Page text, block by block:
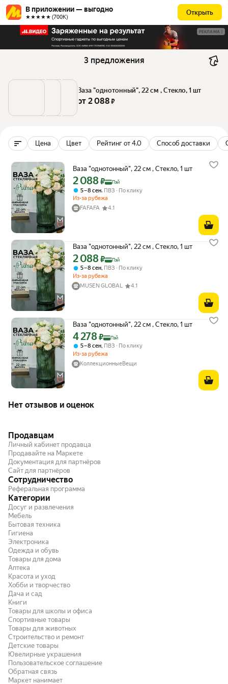
В приложении — выгодно
★★★★★ (700К)
Открыть
РЕКЛАМА
3 предложения
Ваза "однотонный", 22 см , Стекло, 1 шт
от 2 088 ₽
Цена Цвет Рейтинг от 4.0 Способ доставки
Ваза "однотонный", 22 см , Стекло, 1 шт
Цена с картой Яндекс Пэй 2088 ₽ вместо
2 088₽ Пэй
5 – 8 сен, ПВЗ
По клику
Из-за рубежа
FAFAFA
4.1
Ваза "однотонный", 22 см , Стекло, 1 шт
Цена с картой Яндекс Пэй 2088 ₽ вместо
2 088₽ Пэй
5 – 8 сен, ПВЗ
По клику
Из-за рубежа
MUSEN GLOBAL
4.1
Ваза "однотонный", 22 см , Стекло, 1 шт
Цена с картой Яндекс Пэй 4278 ₽ вместо
4 278₽ Пэй
5 – 8 сен ПВЗ
По клику
Из-за рубежа
КоллекционныеВещи
Нет отзывов и оценок
Продавцам
Личный кабинет продавца
Продавайте на Маркете
Документация для партнёров
Сайт для партнёров
Сотрудничество
Реферальная программа
Категории
Досуг и развлечения
Мебель
Бытовая техника
Гигиена
Электроника
Одежда и обувь
Товары для дома
Аптека
Красота и уход
Хобби и творчество
Дача и сад
Книги
Товары для школы и офиса
Спортивные товары
Товары для животных
Строительство и ремонт
Детские товары
Ювелирные украшения
Пользовательское соглашение
Обратная связь
Маркет нанимает